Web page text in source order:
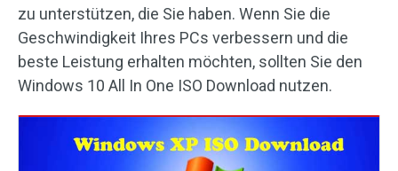
zu unterstützen, die Sie haben. Wenn Sie die
Geschwindigkeit Ihres PCs verbessern und die
beste Leistung erhalten möchten, sollten Sie den
Windows 10 All In One ISO Download nutzen.